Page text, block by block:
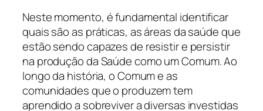
Neste momento, é fundamental identificar
quais são as práticas, as áreas da saúde que
estão sendo capazes de resistir e persistir
na produção da Saúde como um Comum. Ao
longo da história, o Comum e as
comunidades que o produzem tem
aprendido a sobreviver a diversas investidas